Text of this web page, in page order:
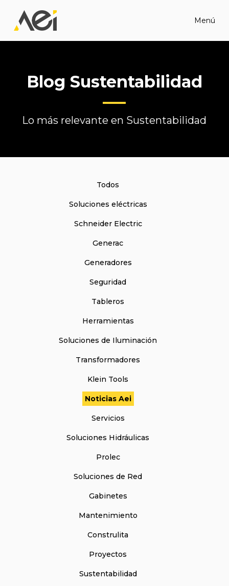
Menú
Blog Sustentabilidad
Lo más relevante en Sustentabilidad
Todos
Soluciones eléctricas
Schneider Electric
Generac
Generadores
Seguridad
Tableros
Herramientas
Soluciones de Iluminación
Transformadores
Klein Tools
Noticias Aei
Servicios
Soluciones Hidráulicas
Prolec
Soluciones de Red
Gabinetes
Mantenimiento
Construlita
Proyectos
Sustentabilidad